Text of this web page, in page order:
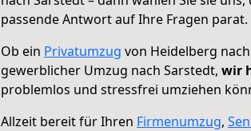
passende Antwort auf Ihre Fragen parat.
Ob ein Privatumzug von Heidelberg
gewerblicher Umzug nach Sarstedt, wir
problemlos und stressfrei umziehen
Allzeit bereit für Ihren Firmenumzug,